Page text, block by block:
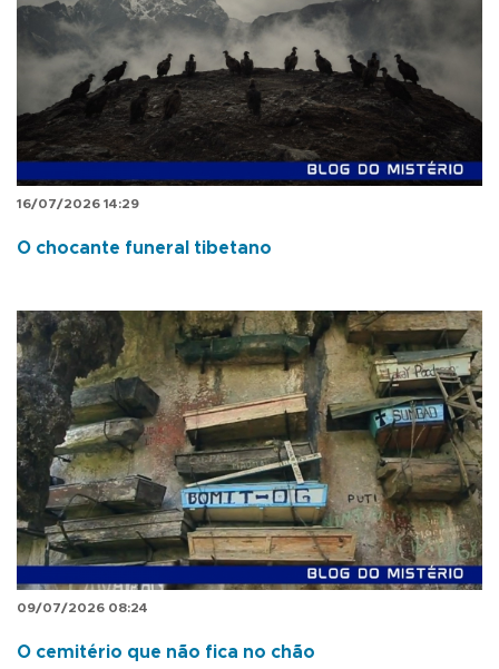
16/07/2026 14:29
O chocante funeral tibetano
09/07/2026 08:24
O cemitério que não fica no chão